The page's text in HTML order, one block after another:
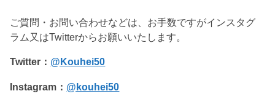
ご質問・お問い合わせなどは、お手数ですがインスタグ
ラム又はTwitterからお願いいたします。
Twitter： @Kouhei50
Instagram： @kouhei50